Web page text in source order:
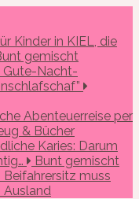
Kinder in KIEL, die
gemischt
Gute-Nacht-
Abenteuerreise per
& Bücher
Karies: Darum
Bunt gemischt
Beifahrersitz muss
Ausland